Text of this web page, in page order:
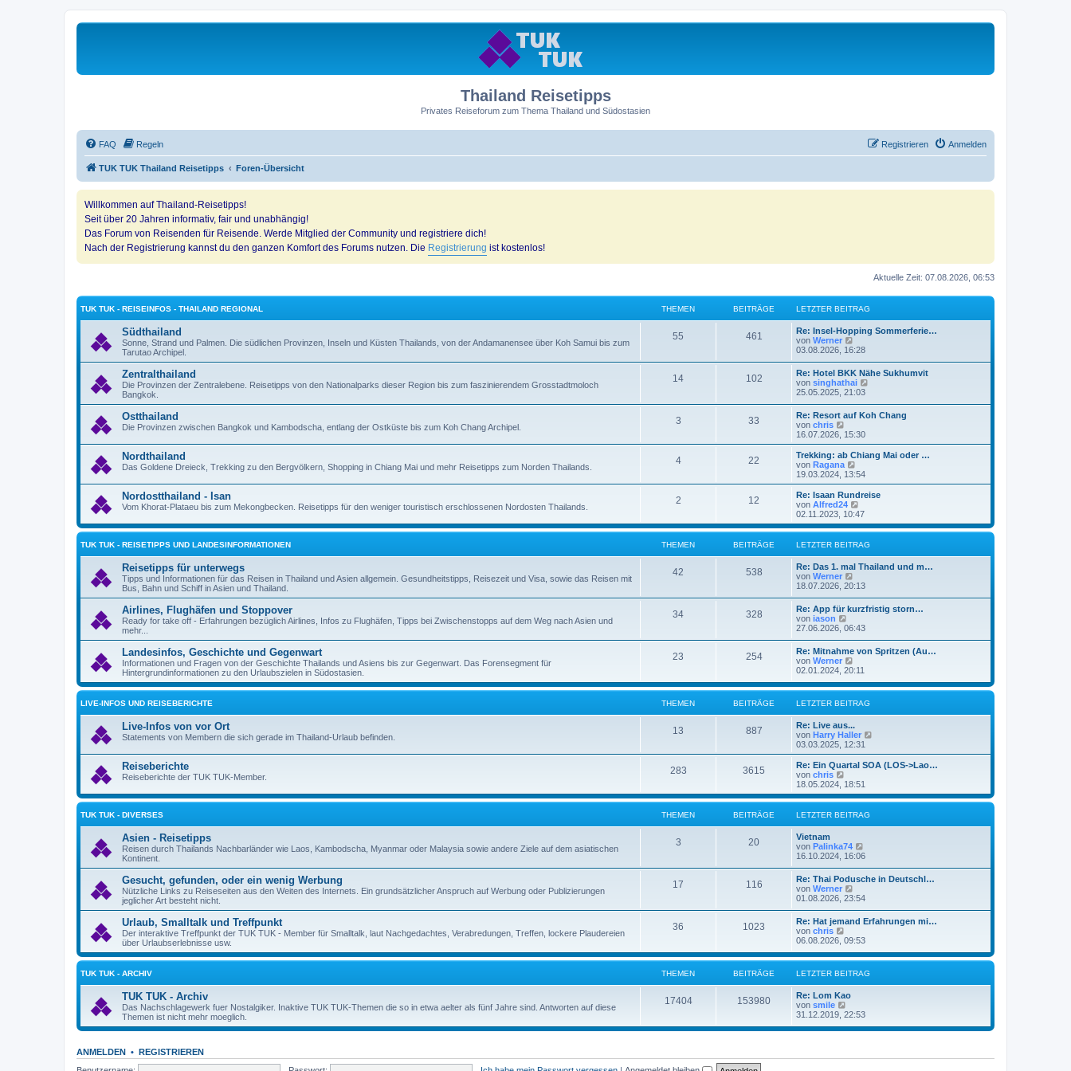
Thailand Reisetipps
Privates Reiseforum zum Thema Thailand und Südostasien
FAQ Regeln Anmelden
Registrieren
TUK TUK Thailand Reisetipps Foren-Übersicht
Willkommen auf Thailand-Reisetipps!
Seit über 20 Jahren informativ, fair und unabhängig!
Das Forum von Reisenden für Reisende. Werde Mitglied der Community und registriere dich!
Nach der Registrierung kannst du den ganzen Komfort des Forums nutzen. Die Registrierung ist kostenlos!
Aktuelle Zeit: 07.08.2026, 06:53
TUK TUK - REISEINFOS - THAILAND REGIONAL THEMEN BEITRÄGE LETZTER BEITRAG
Südthailand
Sonne, Strand und Palmen. Die südlichen Provinzen, Inseln und Küsten Thailands, von der Andamanensee über Koh Samui bis zum
Tarutao Archipel.
55 461
Re: Insel-Hopping Sommerferie…
von Werner
e
e
s
t
e
r
B
i
t
r
a
g
03.08.2026, 16:28
Zentralthailand
Die Provinzen der Zentralebene. Reisetipps von den Nationalparks dieser Region bis zum faszinierendem Grosstadtmoloch
Bangkok.
14 102
Re: Hotel BKK Nähe Sukhumvit
von singhathai
e
s
r
B
t
r
25.05.2025, 21:03
Ostthailand
Die Provinzen zwischen Bangkok und Kambodscha, entlang der Ostküste bis zum Koh Chang Archipel.
3 33
Re: Resort auf Koh Chang
von chris
e
u
e
s
t
B
e
i
t
a
g
16.07.2026, 15:30
Nordthailand
Das Goldene Dreieck, Trekking zu den Bergvölkern, Shopping in Chiang Mai und mehr Reisetipps zum Norden Thailands.
4 22
Trekking: ab Chiang Mai oder …
von Ragana
e
u
e
s
t
r
B
e
i
a
g
19.03.2024, 13:54
Nordostthailand - Isan
Vom Khorat-Plataeu bis zum Mekongbecken. Reisetipps für den weniger touristisch erschlossenen Nordosten Thailands.
2 12
Re: Isaan Rundreise
von Alfred24
e
u
e
s
r
e
i
t
a
02.11.2023, 10:47
TUK TUK - REISETIPPS UND LANDESINFORMATIONEN THEMEN BEITRÄGE LETZTER BEITRAG
Reisetipps für unterwegs
Tipps und Informationen für das Reisen in Thailand und Asien allgemein. Gesundheitstipps, Reisezeit und Visa, sowie das Reisen mit
Bus, Bahn und Schiff in Asien und Thailand.
42 538
Re: Das 1. mal Thailand und m…
von Werner
e
s
e
r
B
i
t
r
a
g
18.07.2026, 20:13
Airlines, Flughäfen und Stoppover
Ready for take off - Erfahrungen bezüglich Airlines, Infos zu Flughäfen, Tipps bei Zwischenstopps auf dem Weg nach Asien und
mehr...
34 328
Re: App für kurzfristig storn…
von iason
e
s
t
e
r
B
e
i
t
r
a
27.06.2026, 06:43
Landesinfos, Geschichte und Gegenwart
Informationen und Fragen von der Geschichte Thailands und Asiens bis zur Gegenwart. Das Forensegment für
Hintergrundinformationen zu den Urlaubszielen in Südostasien.
23 254
Re: Mitnahme von Spritzen (Au…
von Werner
e
e
t
e
r
B
e
i
t
a
g
02.01.2024, 20:11
LIVE-INFOS UND REISEBERICHTE THEMEN BEITRÄGE LETZTER BEITRAG
Live-Infos von vor Ort
Statements von Membern die sich gerade im Thailand-Urlaub befinden.
13 887
Re: Live aus...
von Harry Haller
u
e
r
i
g
03.03.2025, 12:31
Reiseberichte
Reiseberichte der TUK TUK-Member.
283 3615
Re: Ein Quartal SOA (LOS->Lao…
von chris
e
u
e
s
B
e
i
t
r
a
18.05.2024, 18:51
TUK TUK - DIVERSES THEMEN BEITRÄGE LETZTER BEITRAG
Asien - Reisetipps
Reisen durch Thailands Nachbarländer wie Laos, Kambodscha, Myanmar oder Malaysia sowie andere Ziele auf dem asiatischen
Kontinent.
3 20
Vietnam
von Palinka74
e
e
s
t
e
r
B
i
t
r
a
g
16.10.2024, 16:06
Gesucht, gefunden, oder ein wenig Werbung
Nützliche Links zu Reiseseiten aus den Weiten des Internets. Ein grundsätzlicher Anspruch auf Werbung oder Publizierungen
jeglicher Art besteht nicht.
17 116
Re: Thai Podusche in Deutschl…
von Werner
e
e
s
e
r
B
e
i
a
01.08.2026, 23:54
Urlaub, Smalltalk und Treffpunkt
Der interaktive Treffpunkt der TUK TUK - Member für Smalltalk, laut Nachgedachtes, Verabredungen, Treffen, lockere Plaudereien
über Urlaubserlebnisse usw.
36 1023
Re: Hat jemand Erfahrungen mi…
von chris
e
e
t
e
r
B
e
i
06.08.2026, 09:53
TUK TUK - ARCHIV THEMEN BEITRÄGE LETZTER BEITRAG
TUK TUK - Archiv
Das Nachschlagewerk fuer Nostalgiker. Inaktive TUK TUK-Themen die so in etwa aelter als fünf Jahre sind. Antworten auf diese
Themen ist nicht mehr moeglich.
17404 153980
Re: Lom Kao
von smile
e
e
e
31.12.2019, 22:53
ANMELDEN • REGISTRIEREN